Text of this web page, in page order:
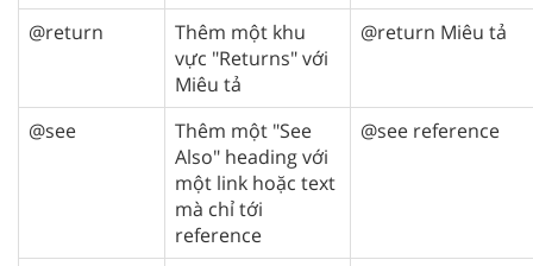
@return
Thêm một khu
vực "Returns" với
Miêu tả
@return Miêu tả
@see
Thêm một "See
Also" heading với
một link hoặc text
mà chỉ tới
reference
@see reference